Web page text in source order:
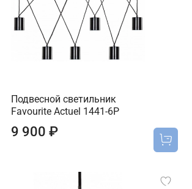
Подвесной светильник
Favourite Actuel 1441-6P
9 900 ₽